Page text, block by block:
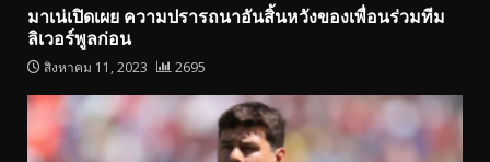
มาเน่เปิดเผย ความปรารถนาอันสิ้นหวังของเพื่อนร่วมทีม
ลิเวอร์พูลก่อน
สิงหาคม 11, 2023 2695